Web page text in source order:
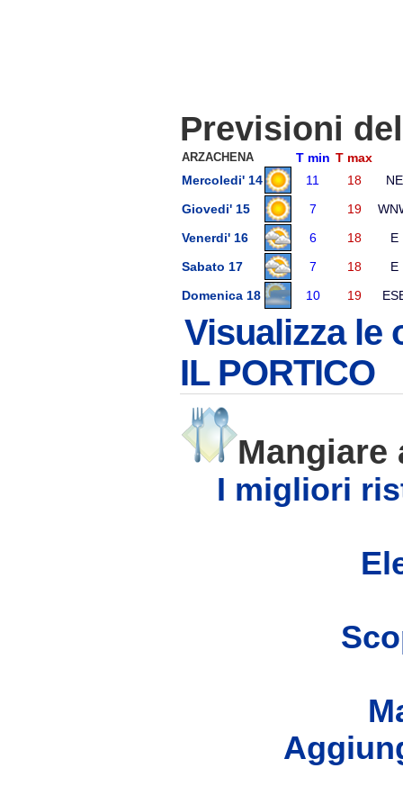
Previsioni
ARZACHENA T min T max
Mercoledi' 14
11 18
NE
Giovedi' 15
7 19
Venerdi' 16
6 18
E
Sabato 17
7 18
E
Domenica 18
10 19
Visualizza le
IL PORTICO
Mangiare
I migliori